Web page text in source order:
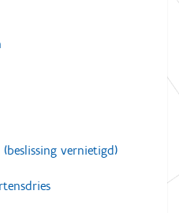
vernietigd)